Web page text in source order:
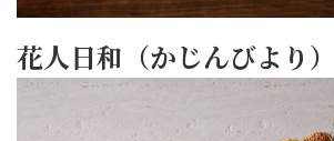
花人日和（かじんびより）